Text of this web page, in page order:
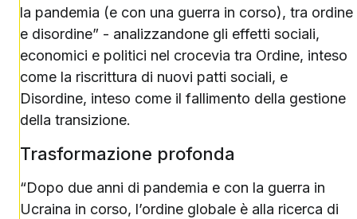
la pandemia (e con una guerra in corso), tra ordine
e disordine” - analizzandone gli effetti sociali,
economici e politici nel crocevia tra Ordine, inteso
come la riscrittura di nuovi patti sociali, e
Disordine, inteso come il fallimento della gestione
della transizione.
Trasformazione profonda
“Dopo due anni di pandemia e con la guerra in
Ucraina in corso, l’ordine globale è alla ricerca di